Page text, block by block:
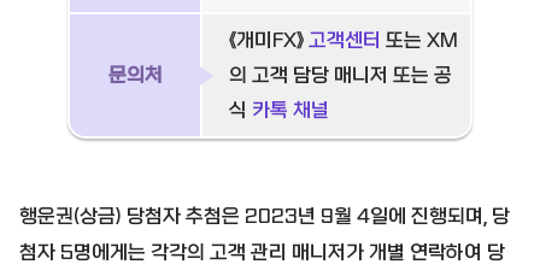
문의처
《개미FX》고객센터 또는 XM
의 고객 담당 매니저 또는 공
식 카톡 채널
행운권(상금) 당첨자 추첨은 2023년 9월 4일에 진행되며, 당
첨자 5명에게는 각각의 고객 관리 매니저가 개별 연락하여 당